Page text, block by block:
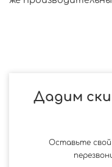
Дадим
Оставьте